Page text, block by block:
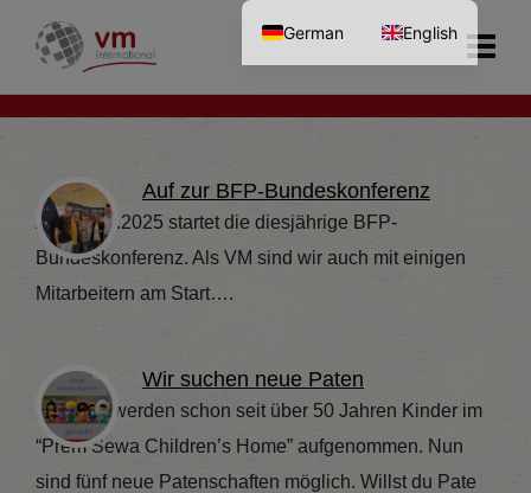
Auf zur BFP-Bundeskonferenz
Am 22.09.2025 startet die diesjährige BFP-
Bundeskonferenz. Als VM sind wir auch mit einigen
Mitarbeitern am Start….
Wir suchen neue Paten
In Indien werden schon seit über 50 Jahren Kinder im
“Prem Sewa Children’s Home” aufgenommen. Nun
sind fünf neue Patenschaften möglich. Willst du Pate
German English